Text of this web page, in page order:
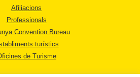
Afiliacions
Professionals
Convention Bureau
turístics
de Turisme